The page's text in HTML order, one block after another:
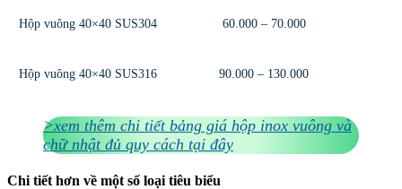
Hộp vuông 40×40 SUS304 60.000 – 70.000
Hộp vuông 40×40 SUS316 90.000 – 130.000
>xem thêm chi tiết bảng giá hộp inox vuông và
chữ nhật đủ quy cách tại đây
Chi tiết hơn về một số loại tiêu biểu